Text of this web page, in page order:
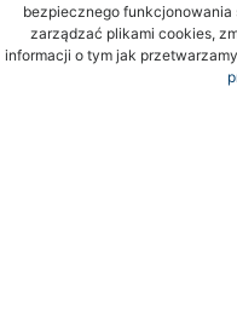
bezpiecznego funkcjonowania
zarządzać plikami cookies,
informacji o tym jak